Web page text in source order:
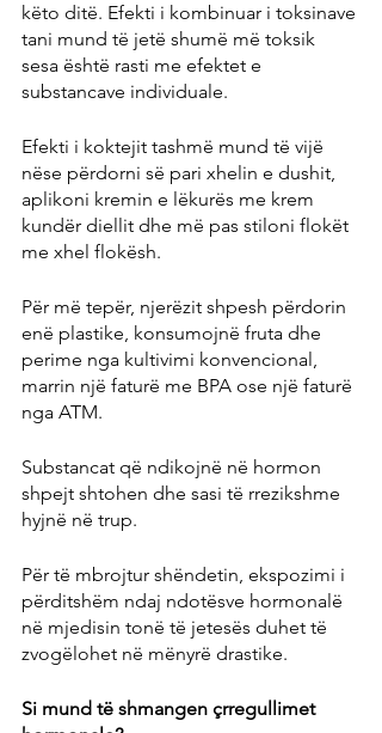
këto ditë. Efekti i kombinuar i toksinave
tani mund të jetë shumë më toksik
sesa është rasti me efektet e
substancave individuale.
Efekti i koktejit tashmë mund të vijë
nëse përdorni së pari xhelin e dushit,
aplikoni kremin e lëkurës me krem ​​
kundër diellit dhe më pas stiloni flokët
me xhel flokësh.
Për më tepër, njerëzit shpesh përdorin
enë plastike, konsumojnë fruta dhe
perime nga kultivimi konvencional,
marrin një faturë me BPA ose një faturë
nga ATM.
Substancat që ndikojnë në hormon
shpejt shtohen dhe sasi të rrezikshme
hyjnë në trup.
Për të mbrojtur shëndetin, ekspozimi i
përditshëm ndaj ndotësve hormonalë
në mjedisin tonë të jetesës duhet të
zvogëlohet në mënyrë drastike.
Si mund të shmangen çrregullimet